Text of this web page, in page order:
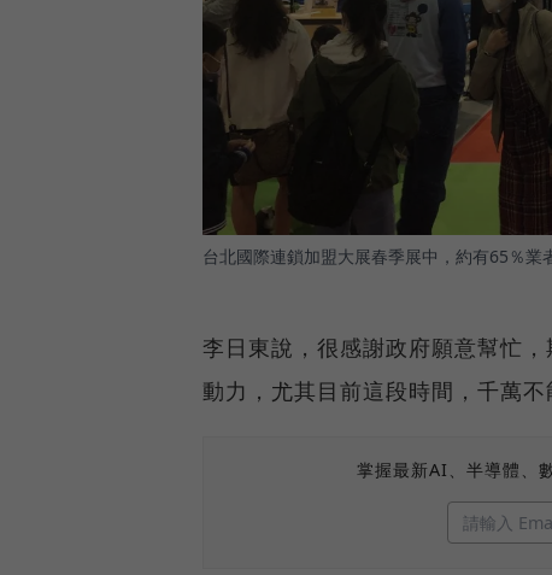
台北國際連鎖加盟大展春季展中，約有65％業
李日東說，很感謝政府願意幫忙
動力，尤其目前這段時間，千萬不
掌握最新AI、半導體、